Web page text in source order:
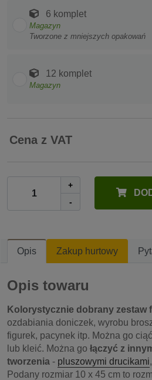
6 komplet
Magazyn
Tworzone z mniejszych opakowań
12 komplet
Magazyn
Cena z VAT
+
-
Opis Zakup hurtowy
Opis towaru
Kolorystycznie dobrany zestaw
ozdabiania doniczek, wyrobu
figurek, pacynek itp. Można go
lub kleić. Można go łączyć z
tworzenia - pluszowymi drucikami
Podany rozmiar 10 x 45 cm to